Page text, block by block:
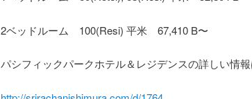
2ベッドルーム 100(Resi) 平米 67,410 B〜
パシフィックパークホテル＆レジデンスの詳しい情